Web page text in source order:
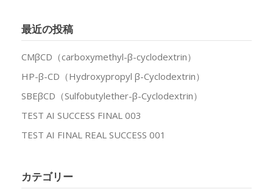
最近の投稿
CMβCD（carboxymethyl-β-cyclodextrin）
HP-β-CD（Hydroxypropyl β-Cyclodextrin）
SBEβCD（Sulfobutylether-β-Cyclodextrin）
TEST AI SUCCESS FINAL 003
TEST AI FINAL REAL SUCCESS 001
カテゴリー